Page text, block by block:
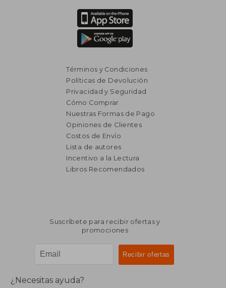
Términos y Condiciones
Políticas de Devolución
Privacidad y Seguridad
Cómo Comprar
Nuestras Formas de Pago
Opiniones de Clientes
Costos de Envío
Lista de autores
Incentivo a la Lectura
Libros Recomendados
Suscríbete para recibir ofertas y
promociones
¿Necesitas ayuda?